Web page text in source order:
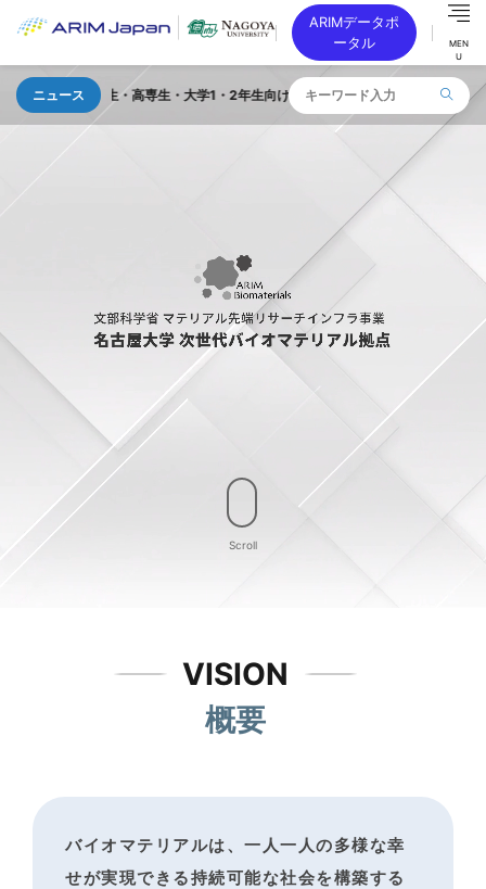
ARIMデータポ
ータル
MEN
U
ニュース
高校生・高専生・大学1・2年生向け 「TOKAI SEMICON DAY」を 2026年8
Scroll
VISION
概要
バイオマテリアルは、一人一人の多様な幸
せが実現できる持続可能な社会を構築する